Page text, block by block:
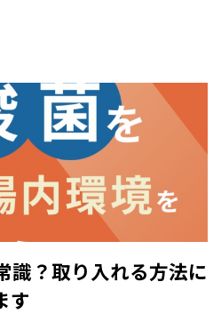
識？取り入れる方法に
す